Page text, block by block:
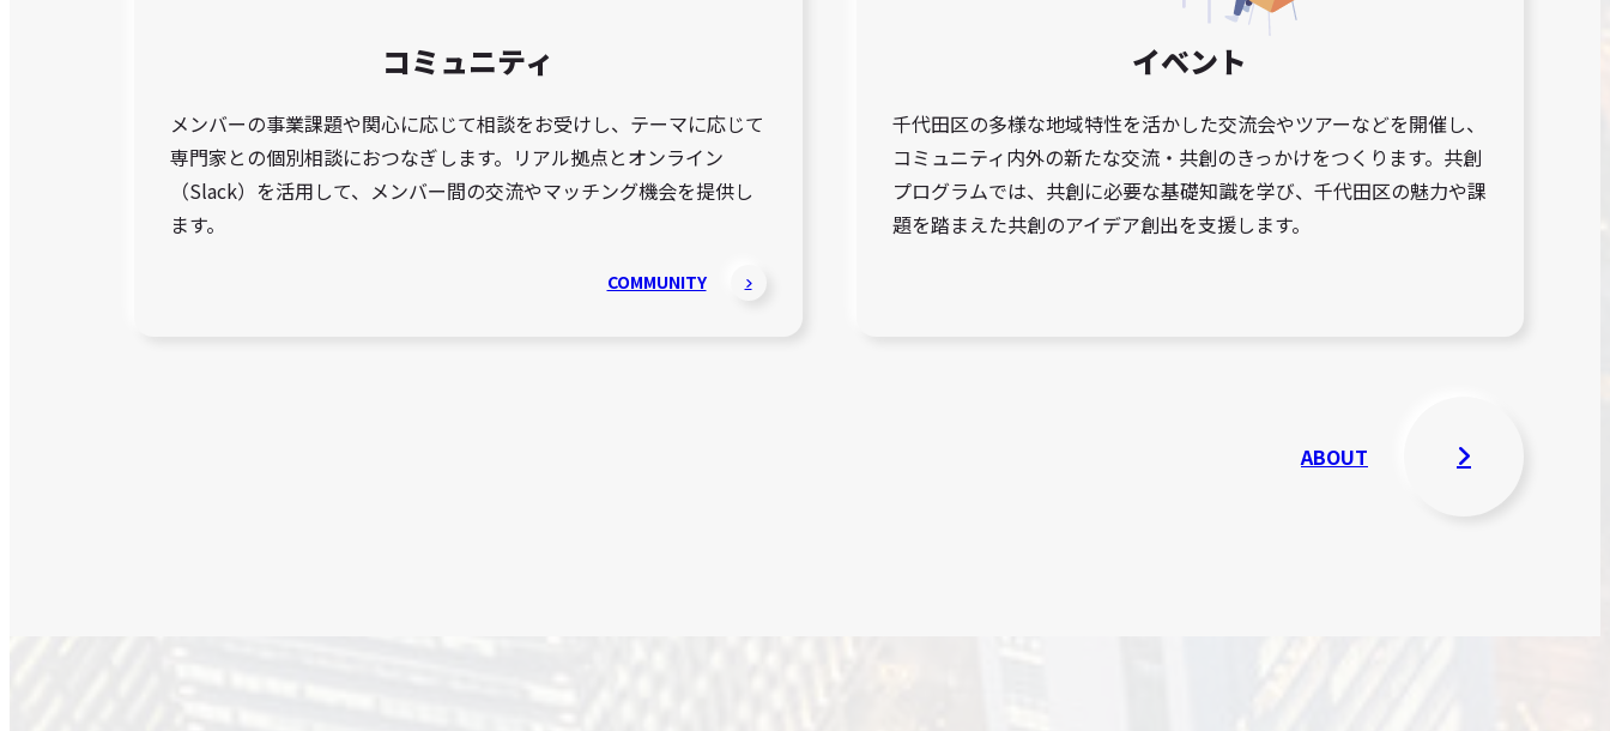
コミュニティ
メンバーの事業課題や関心に応じて相談をお受けし、テーマに応じて
専門家との個別相談におつなぎします。リアル拠点とオンライン
（Slack）を活用して、メンバー間の交流やマッチング機会を提供し
ます。
COMMUNITY
イベント
千代田区の多様な地域特性を活かした交流会やツアーなどを開催し、
コミュニティ内外の新たな交流・共創のきっかけをつくります。共創
プログラムでは、共創に必要な基礎知識を学び、千代田区の魅力や課
題を踏まえた共創のアイデア創出を支援します。
ABOUT